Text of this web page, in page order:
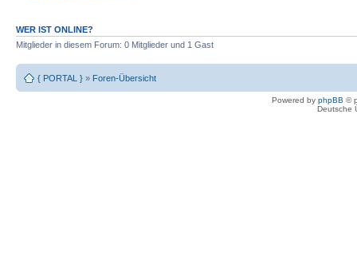
WER IST ONLINE?
Mitglieder in diesem Forum: 0 Mitglieder und 1 Gast
{ PORTAL } » Foren-Übersicht
Powered by phpBB ©
Deutsche